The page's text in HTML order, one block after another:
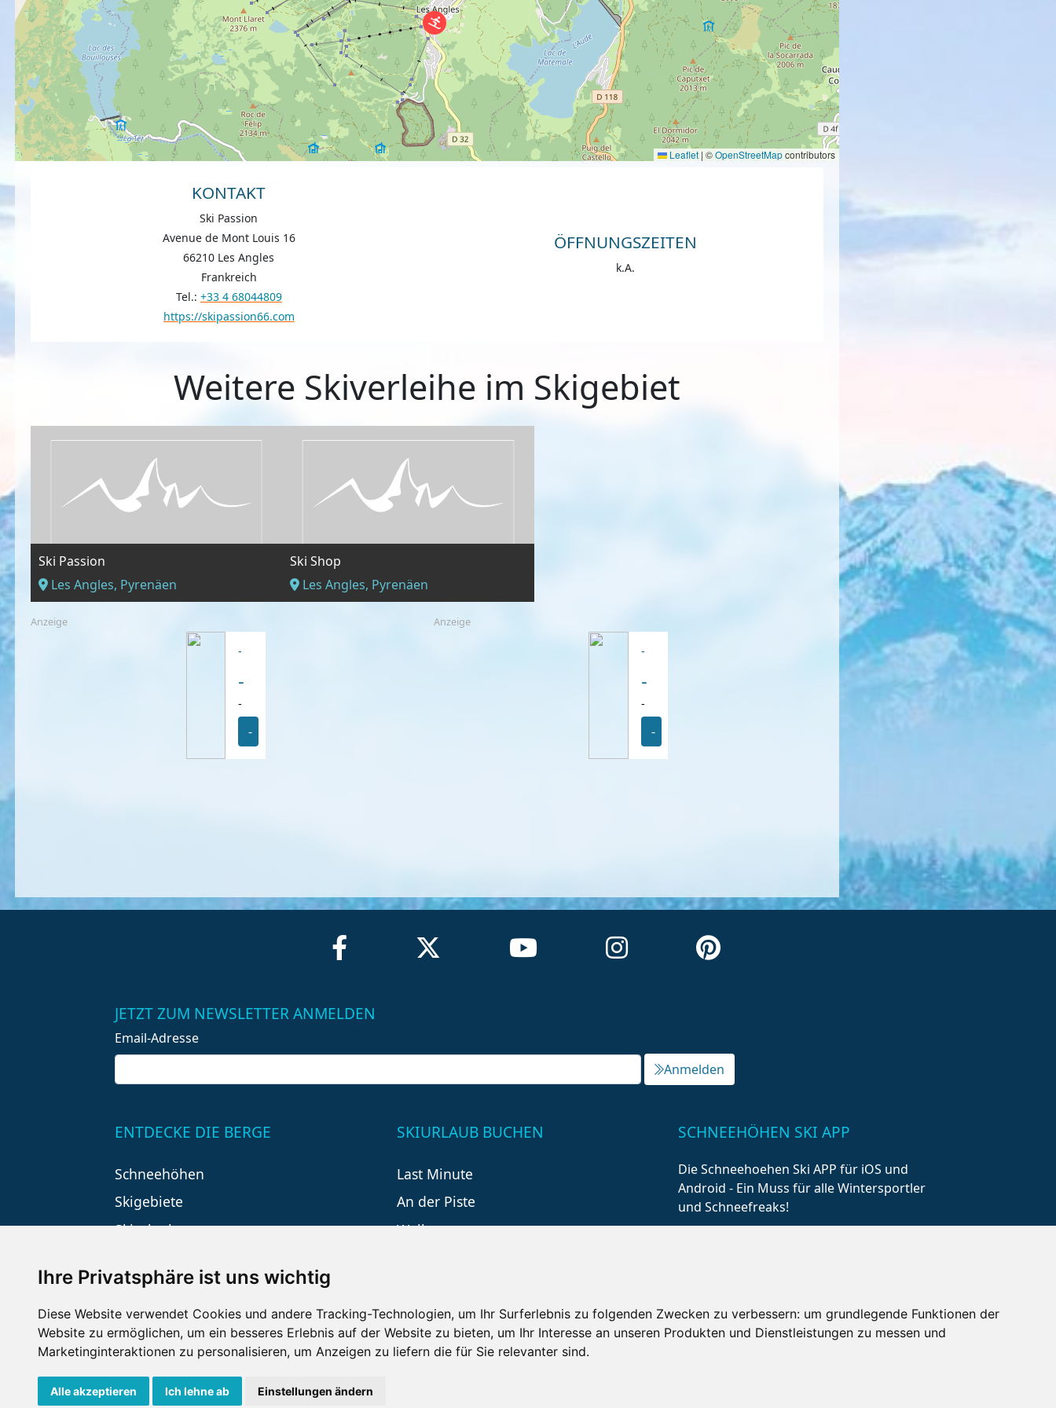
Ihre Privatsphäre ist uns wichtig
Diese Website verwendet Cookies und andere Tracking-Technologien, um Ihr Surferlebnis zu folgenden Zwecken zu verbessern: um grundlegende Funktionen der
Website zu ermöglichen, um ein besseres Erlebnis auf der Website zu bieten, um Ihr Interesse an unseren Produkten und Dienstleistungen zu messen und
Marketinginteraktionen zu personalisieren, um Anzeigen zu liefern die für Sie relevanter sind.
Alle akzeptieren Ich lehne ab Einstellungen ändern
Leaflet | ©OpenStreetMapcontributors
KONTAKT
Ski Passion
Avenue de Mont Louis 16
66210 Les Angles
Frankreich
Tel.: +33 4 68044809
https://skipassion66.com
ÖFFNUNGSZEITEN
k.A.
Weitere Skiverleihe im Skigebiet
Ski Passion
Les Angles, Pyrenäen
Ski Shop
Les Angles, Pyrenäen
Anzeige
-
-
-
-
Anzeige
-
-
-
-
JETZT ZUM NEWSLETTER ANMELDEN
Email-Adresse
Anmelden
ENTDECKE DIE BERGE
Schneehöhen
Skigebiete
Skiurlaub
SKIURLAUB BUCHEN
Last Minute
An der Piste
Wellness
SCHNEEHÖHEN SKI APP
Die Schneehoehen Ski APP für iOS und
Android - Ein Muss für alle Wintersportler
und Schneefreaks!
Impressum Datenschutz